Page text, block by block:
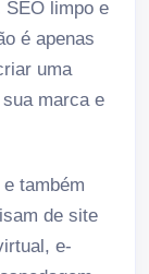
SEO limpo e
é apenas
uma
marca e
também
de site
e-